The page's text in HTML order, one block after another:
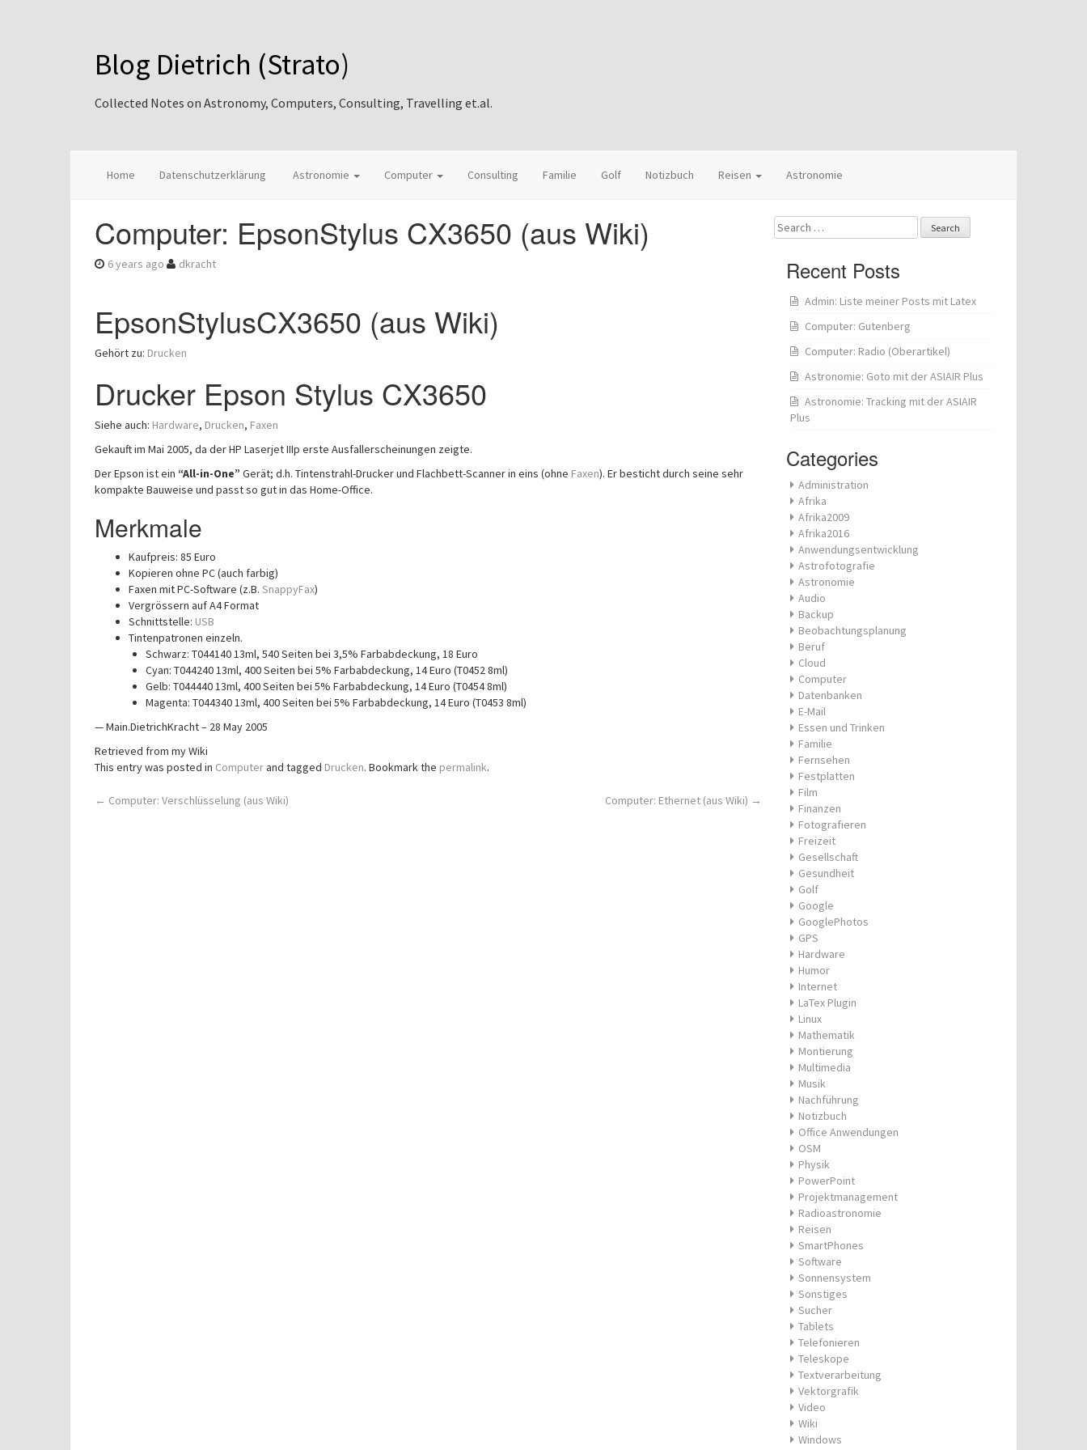
Blog Dietrich (Strato)
Collected Notes on Astronomy, Computers, Consulting, Travelling et.al.
Home Datenschutzerklärung Astronomie Computer Consulting Familie Golf Notizbuch Reisen Astronomie
Computer: EpsonStylus CX3650 (aus Wiki)
6 years ago dkracht
EpsonStylusCX3650 (aus Wiki)
Gehört zu: Drucken
Drucker Epson Stylus CX3650
Siehe auch: Hardware, Drucken, Faxen
Gekauft im Mai 2005, da der HP Laserjet IIIp erste Ausfallerscheinungen zeigte.
Der Epson ist ein “All-in-One” Gerät; d.h. Tintenstrahl-Drucker und Flachbett-Scanner in eins (ohne Faxen). Er besticht durch seine sehr
kompakte Bauweise und passt so gut in das Home-Office.
Merkmale
Kaufpreis: 85 Euro
Kopieren ohne PC (auch farbig)
Faxen mit PC-Software (z.B. SnappyFax)
Vergrössern auf A4 Format
Schnittstelle: USB
Tintenpatronen einzeln.
Schwarz: T044140 13ml, 540 Seiten bei 3,5% Farbabdeckung, 18 Euro
Cyan: T044240 13ml, 400 Seiten bei 5% Farbabdeckung, 14 Euro (T0452 8ml)
Gelb: T044440 13ml, 400 Seiten bei 5% Farbabdeckung, 14 Euro (T0454 8ml)
Magenta: T044340 13ml, 400 Seiten bei 5% Farbabdeckung, 14 Euro (T0453 8ml)
— Main.DietrichKracht – 28 May 2005
Retrieved from my Wiki
This entry was posted in Computerand tagged Drucken. Bookmark the permalink.
Post
← Computer: Verschlüsselung (aus Wiki) Computer: Ethernet (aus Wiki) →
Search
for:
Recent Posts
Admin: Liste meiner Posts mit Latex
Computer: Gutenberg
Computer: Radio (Oberartikel)
Astronomie: Goto mit der ASIAIR Plus
Astronomie: Tracking mit der ASIAIR
Plus
Categories
Administration
Afrika
Afrika2009
Afrika2016
Anwendungsentwicklung
Astrofotografie
Astronomie
Audio
Backup
Beobachtungsplanung
Beruf
Cloud
Computer
Datenbanken
E-Mail
Essen und Trinken
Familie
Fernsehen
Festplatten
Film
Finanzen
Fotografieren
Freizeit
Gesellschaft
Gesundheit
Golf
Google
GooglePhotos
GPS
Hardware
Humor
Internet
LaTex Plugin
Linux
Mathematik
Montierung
Multimedia
Musik
Nachführung
Notizbuch
Office Anwendungen
OSM
Physik
PowerPoint
Projektmanagement
Radioastronomie
Reisen
SmartPhones
Software
Sonnensystem
Sonstiges
Sucher
Tablets
Telefonieren
Teleskope
Textverarbeitung
Vektorgrafik
Video
Wiki
Windows